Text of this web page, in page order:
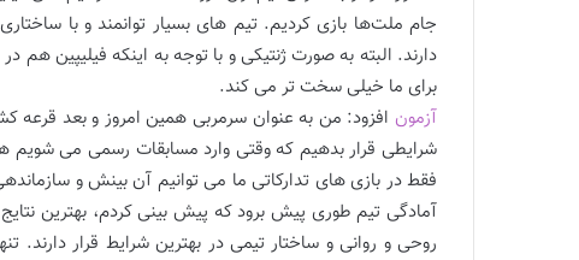
جام ملت‌ها بازی کردیم. تیم های بسیار توانمند و با
دارند. البته به صورت ژنتیکی و با توجه به اینکه فیلیپین هم
برای ما خیلی سخت تر می کند.
آزمون افزود: من به عنوان سرمربی همین امروز و بعد قرعه
شرایطی قرار بدهیم که وقتی وارد مسابقات رسمی می شویم
فقط در بازی های تدارکاتی ما می توانیم آن بینش و
آمادگی تیم طوری پیش برود که پیش بینی کردم، بهترین نتایج
روحی و روانی و ساختار تیمی در بهترین شرایط قرار